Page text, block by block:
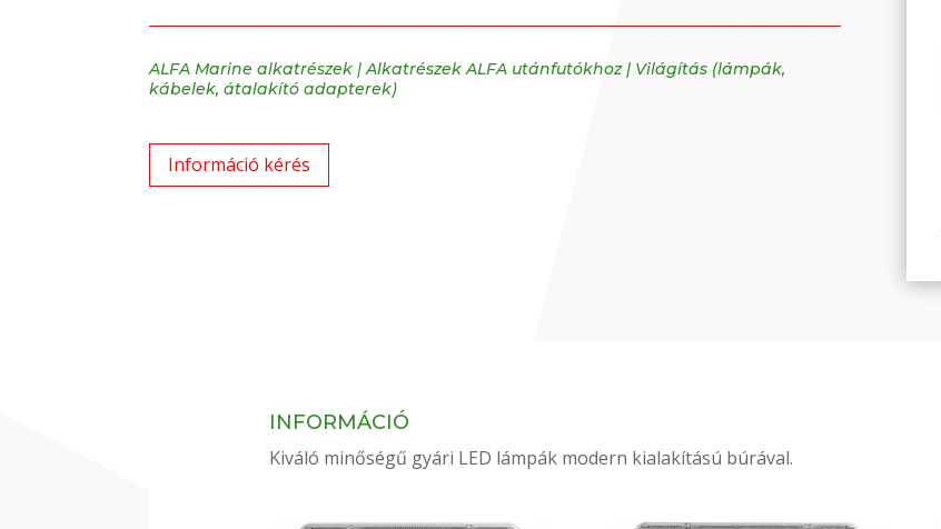
ALFA Marine alkatrészek |Alkatrészek ALFA utánfutókhoz| Világítás (lámpák,
kábelek, átalakító adapterek)
Információ kérés
INFORMÁCIÓ
Kiváló minőségű gyári LED lámpák modern kialakítású búrával.